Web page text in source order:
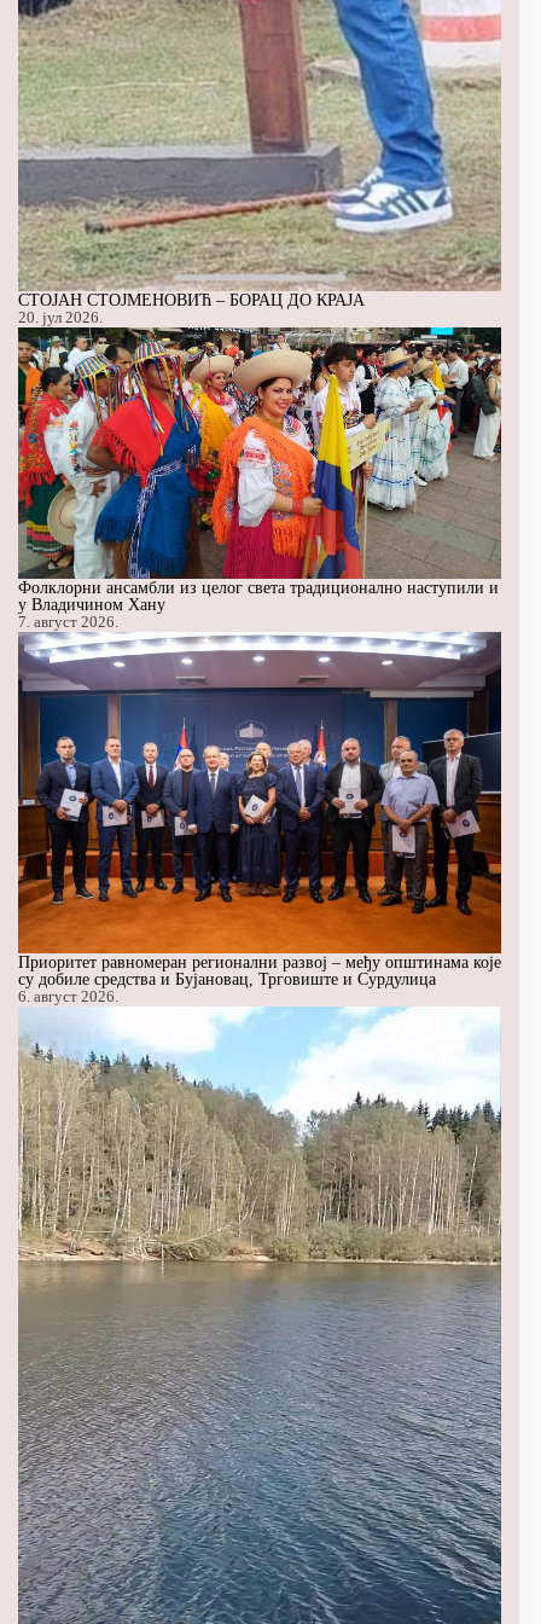
СТОЈАН СТОЈМЕНОВИЋ – БОРАЦ ДО КРАЈА
20. јул 2026.
Фолклорни ансамбли из целог света традиционално наступили и
у Владичином Хану
7. август 2026.
Приоритет равномеран регионални развој – међу општинама које
су добиле средства и Бујановац, Трговиште и Сурдулица
6. август 2026.